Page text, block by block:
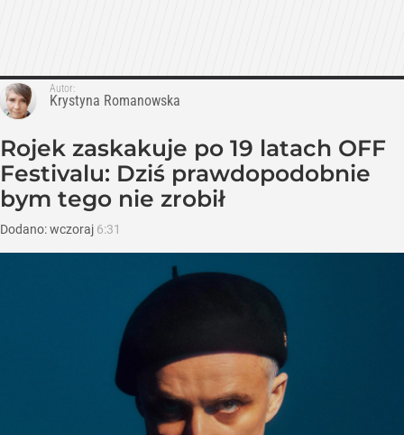
Autor:
Krystyna Romanowska
Rojek zaskakuje po 19 latach OFF
Festivalu: Dziś prawdopodobnie
bym tego nie zrobił
Dodano:wczoraj 6:31